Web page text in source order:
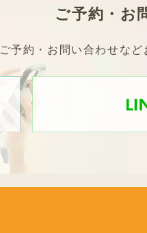
ご予約・お
ご予約・お問い合わせな